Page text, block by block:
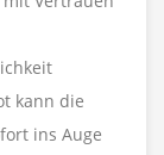
kann die
ins Auge